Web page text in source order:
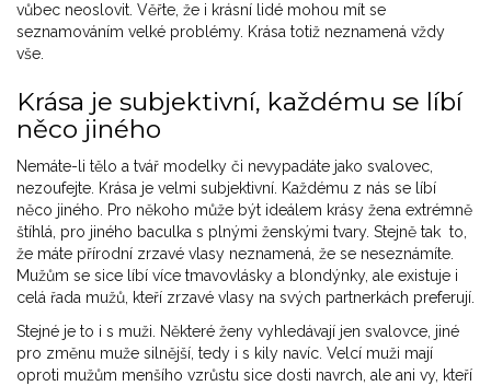
vůbec neoslovit. Věřte, že i krásní lidé mohou mít se
seznamováním velké problémy. Krása totiž neznamená vždy
vše.
Krása je subjektivní, každému se líbí
něco jiného
Nemáte-li tělo a tvář modelky či nevypadáte jako svalovec,
nezoufejte. Krása je velmi subjektivní. Každému z nás se líbí
něco jiného. Pro někoho může být ideálem krásy žena extrémně
štíhlá, pro jiného baculka s plnými ženskými tvary. Stejně tak to,
že máte přírodní zrzavé vlasy neznamená, že se neseznámíte.
Mužům se sice líbí více tmavovlásky a blondýnky, ale existuje i
celá řada mužů, kteří zrzavé vlasy na svých partnerkách preferují.
Stejné je to i s muži. Některé ženy vyhledávají jen svalovce, jiné
pro změnu muže silnější, tedy i s kily navíc. Velcí muži mají
oproti mužům menšího vzrůstu sice dosti navrch, ale ani vy, kteří